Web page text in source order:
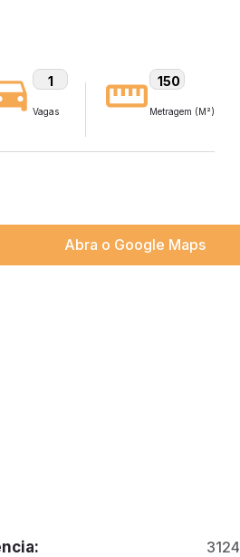
1
Vagas
150
Metragem (M²)
Abra o Google Maps
3124